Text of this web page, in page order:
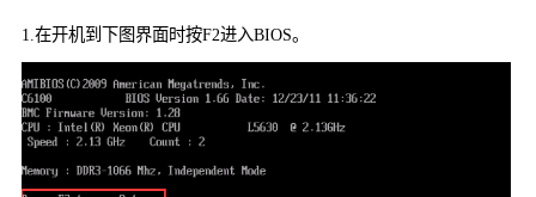
隧道代理
独享代理
长效代理
1. 在开机到下图界面时按F2进入BIOS。